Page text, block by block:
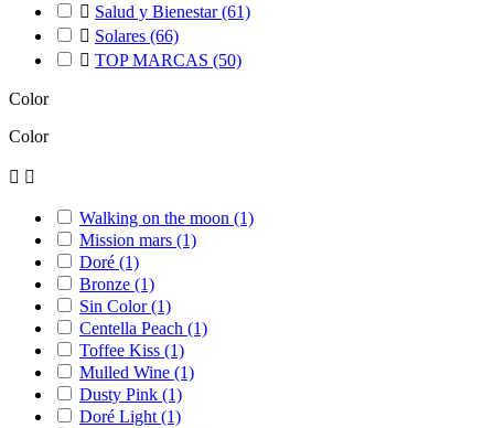
 Salud y Bienestar(61)
 Solares (66)
 TOP MARCAS (50)
Color
Color
 
Walking on the moon (1)
Mission mars (1)
Doré (1)
Bronze (1)
Sin Color(1)
Centella Peach (1)
Toffee Kiss (1)
Mulled Wine (1)
Dusty Pink (1)
Doré Light (1)